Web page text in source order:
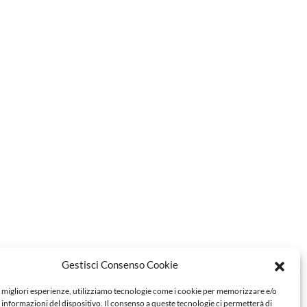
Gestisci Consenso Cookie
esperienze, utilizziamo tecnologie come i cookie per memorizzare e/o
informazioni del dispositivo. Il consenso a queste tecnologie ci permetterà di